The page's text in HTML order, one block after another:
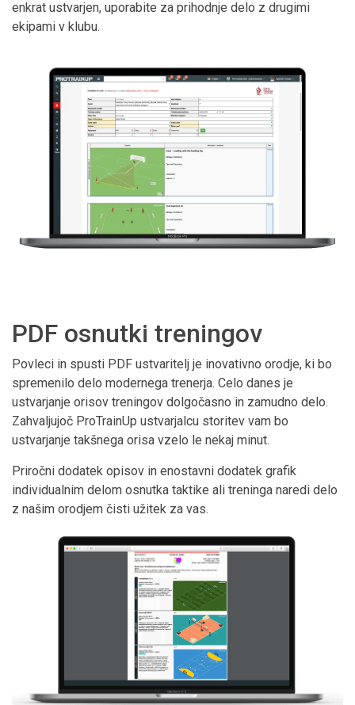
enkrat ustvarjen, uporabite za prihodnje delo z drugimi
ekipami v klubu.
PDF osnutki treningov
Povleci in spusti PDF ustvaritelj je inovativno orodje, ki bo
spremenilo delo modernega trenerja. Celo danes je
ustvarjanje orisov treningov dolgočasno in zamudno delo.
Zahvaljujoč ProTrainUp ustvarjalcu storitev vam bo
ustvarjanje takšnega orisa vzelo le nekaj minut.
Priročni dodatek opisov in enostavni dodatek grafik
individualnim delom osnutka taktike ali treninga naredi delo
z našim orodjem čisti užitek za vas.